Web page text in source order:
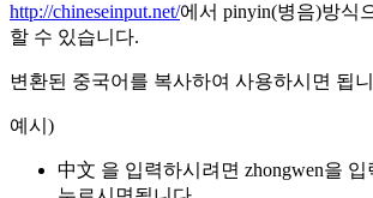
http://chineseinput.net/에서 pinyin(병음)방식
할 수 있습니다.
변환된 중국어를 복사하여 사용하시면 됩
예시)
中文 을 입력하시려면 zhongwen을 입